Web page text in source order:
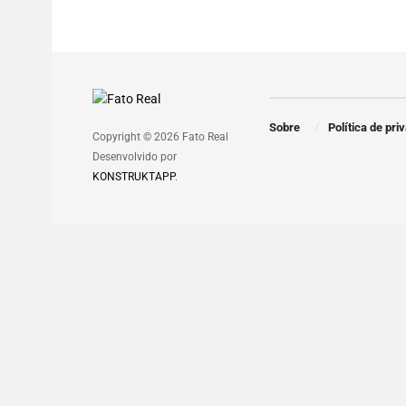
Copyright © 2026 Fato Real
Desenvolvido por
KONSTRUKTAPP.
Sobre Política de